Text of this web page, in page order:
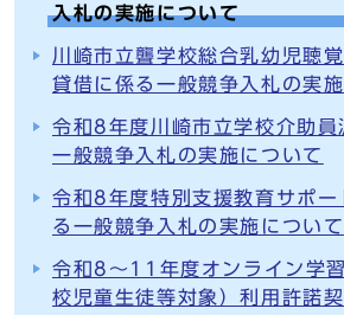
入札の実施について
川崎市立聾学校総合乳幼児聴
貸借に係る一般競争入札の実
令和8年度川崎市立学校介助員
一般競争入札の実施について
令和8年度特別支援教育サポー
る一般競争入札の実施について
令和8～11年度オンライン学
校児童生徒等対象）利用許諾